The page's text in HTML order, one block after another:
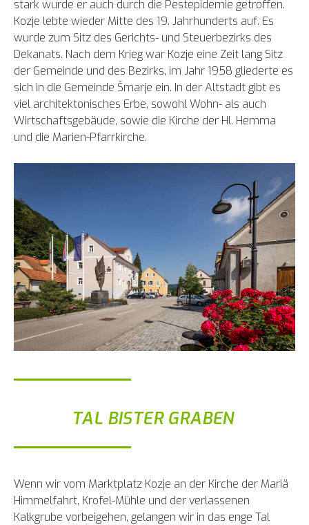
stark wurde er auch durch die Pestepidemie getroffen.
Kozje lebte wieder Mitte des 19. Jahrhunderts auf. Es
wurde zum Sitz des Gerichts- und Steuerbezirks des
Dekanats. Nach dem Krieg war Kozje eine Zeit lang Sitz
der Gemeinde und des Bezirks, im Jahr 1958 gliederte es
sich in die Gemeinde Šmarje ein. In der Altstadt gibt es
viel architektonisches Erbe, sowohl Wohn- als auch
Wirtschaftsgebäude, sowie die Kirche der Hl. Hemma
und die Marien-Pfarrkirche.
TAL BISTER GRABEN
Wenn wir vom Marktplatz Kozje an der Kirche der Mariä
Himmelfahrt, Krofel-Mühle und der verlassenen
Kalkgrube vorbeigehen, gelangen wir in das enge Tal